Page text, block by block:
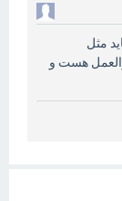
مثل
هست و